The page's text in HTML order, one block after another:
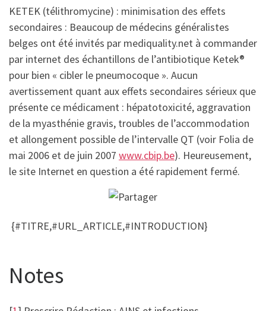
KETEK (télithromycine) : minimisation des effets
secondaires : Beaucoup de médecins généralistes
belges ont été invités par mediquality.net à commander
par internet des échantillons de l’antibiotique Ketek®
pour bien « cibler le pneumocoque ». Aucun
avertissement quant aux effets secondaires sérieux que
présente ce médicament : hépatotoxicité, aggravation
de la myasthénie gravis, troubles de l’accommodation
et allongement possible de l’intervalle QT (voir Folia de
mai 2006 et de juin 2007 www.cbip.be). Heureusement,
le site Internet en question a été rapidement fermé.
{#TITRE,#URL_ARTICLE,#INTRODUCTION}
Notes